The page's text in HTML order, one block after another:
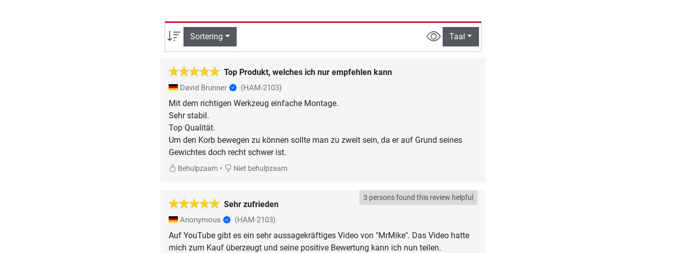
Sortering Taal
Top Produkt, welches ich nur empfehlen kann
David Brunner (HAM-2103)
Mit dem richtigen Werkzeug einfache Montage.
Sehr stabil.
Top Qualität.
Um den Korb bewegen zu können sollte man zu zweit sein, da er auf Grund seines
Gewichtes doch recht schwer ist.
Behulpzaam• Niet behulpzaam
Sehr zufrieden
3 persons found this review helpful
Anonymous (HAM-2103)
Auf YouTube gibt es ein sehr aussagekräftiges Video von "MrMike". Das Video hatte
mich zum Kauf überzeugt und seine positive Bewertung kann ich nun teilen.